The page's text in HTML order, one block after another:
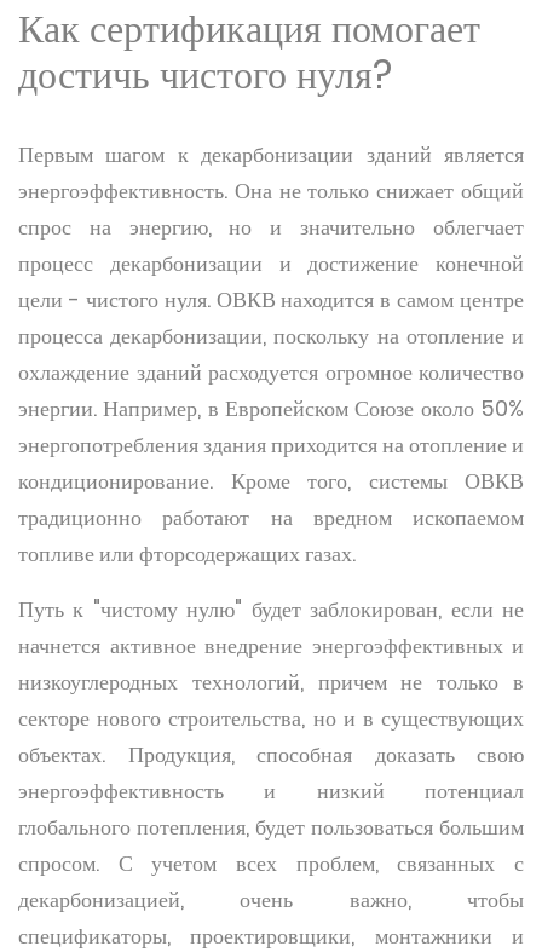
Как сертификация помогает
достичь чистого нуля?
Первым шагом к декарбонизации зданий является
энергоэффективность. Она не только снижает общий
спрос на энергию, но и значительно облегчает
процесс декарбонизации и достижение конечной
цели - чистого нуля. ОВКВ находится в самом центре
процесса декарбонизации, поскольку на отопление и
охлаждение зданий расходуется огромное количество
энергии. Например, в Европейском Союзе около 50%
энергопотребления здания приходится на отопление и
кондиционирование. Кроме того, системы ОВКВ
традиционно работают на вредном ископаемом
топливе или фторсодержащих газах.
Путь к "чистому нулю" будет заблокирован, если не
начнется активное внедрение энергоэффективных и
низкоуглеродных технологий, причем не только в
секторе нового строительства, но и в существующих
объектах. Продукция, способная доказать свою
энергоэффективность и низкий потенциал
глобального потепления, будет пользоваться большим
спросом. С учетом всех проблем, связанных с
декарбонизацией, очень важно, чтобы
спецификаторы, проектировщики, монтажники и